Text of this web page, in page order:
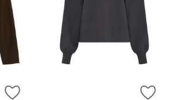
ZUR WUNSCHLISTE HINZUFÜGEN